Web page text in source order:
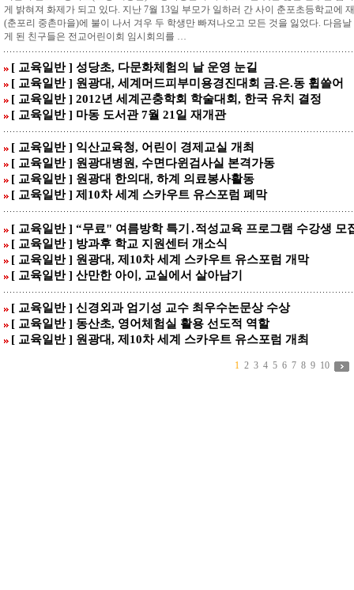
게 밝혀져 화제가 되고 있다. 지난 7월 13일 부모가 일하러 간 사이 춘포초등학교에
(춘포리 중촌마을)에 불이 나서 겨우 두 학생만 빠져나오고 모든 것을 잃었다. 다음
게 된 친구들은 전교어린이회 임시회의를 …
[ 교육일반 ] 성당초, 다문화체험의 날 운영 눈길
[ 교육일반 ] 원광대, 세계머드피부미용경진대회 금.은.동 휩쓸어
[ 교육일반 ] 2012년 세계곤충학회 학술대회, 한국 유치 결정
[ 교육일반 ] 마동 도서관 7월 21일 재개관
[ 교육일반 ] 익산교육청, 어린이 경제교실 개최
[ 교육일반 ] 원광대병원, 수면다윈검사실 본격가동
[ 교육일반 ] 원광대 한의대, 하계 의료봉사활동
[ 교육일반 ] 제10차 세계 스카우트 유스포럼 폐막
[ 교육일반 ] “무료" 여름방학 특기․적성교육 프로그램 수강생 모
[ 교육일반 ] 방과후 학교 지원센터 개소식
[ 교육일반 ] 원광대, 제10차 세계 스카우트 유스포럼 개막
[ 교육일반 ] 산만한 아이, 교실에서 살아남기
[ 교육일반 ] 신경외과 엄기성 교수 최우수논문상 수상
[ 교육일반 ] 동산초, 영어체험실 활용 선도적 역할
[ 교육일반 ] 원광대, 제10차 세계 스카우트 유스포럼 개최
1 2 3 4 5 6 7 8 9 10